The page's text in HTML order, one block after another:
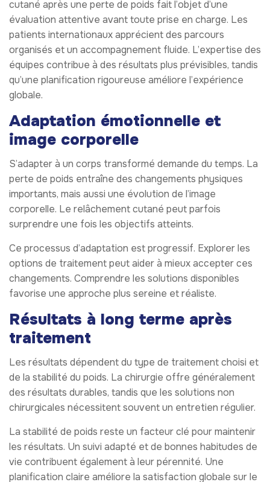
cutané après une perte de poids fait l’objet d’une
évaluation attentive avant toute prise en charge. Les
patients internationaux apprécient des parcours
organisés et un accompagnement fluide. L’expertise des
équipes contribue à des résultats plus prévisibles, tandis
qu’une planification rigoureuse améliore l’expérience
globale.
Adaptation émotionnelle et
image corporelle
S’adapter à un corps transformé demande du temps. La
perte de poids entraîne des changements physiques
importants, mais aussi une évolution de l’image
corporelle. Le relâchement cutané peut parfois
surprendre une fois les objectifs atteints.
Ce processus d’adaptation est progressif. Explorer les
options de traitement peut aider à mieux accepter ces
changements. Comprendre les solutions disponibles
favorise une approche plus sereine et réaliste.
Résultats à long terme après
traitement
Les résultats dépendent du type de traitement choisi et
de la stabilité du poids. La chirurgie offre généralement
des résultats durables, tandis que les solutions non
chirurgicales nécessitent souvent un entretien régulier.
La stabilité de poids reste un facteur clé pour maintenir
les résultats. Un suivi adapté et de bonnes habitudes de
vie contribuent également à leur pérennité. Une
planification claire améliore la satisfaction globale sur le